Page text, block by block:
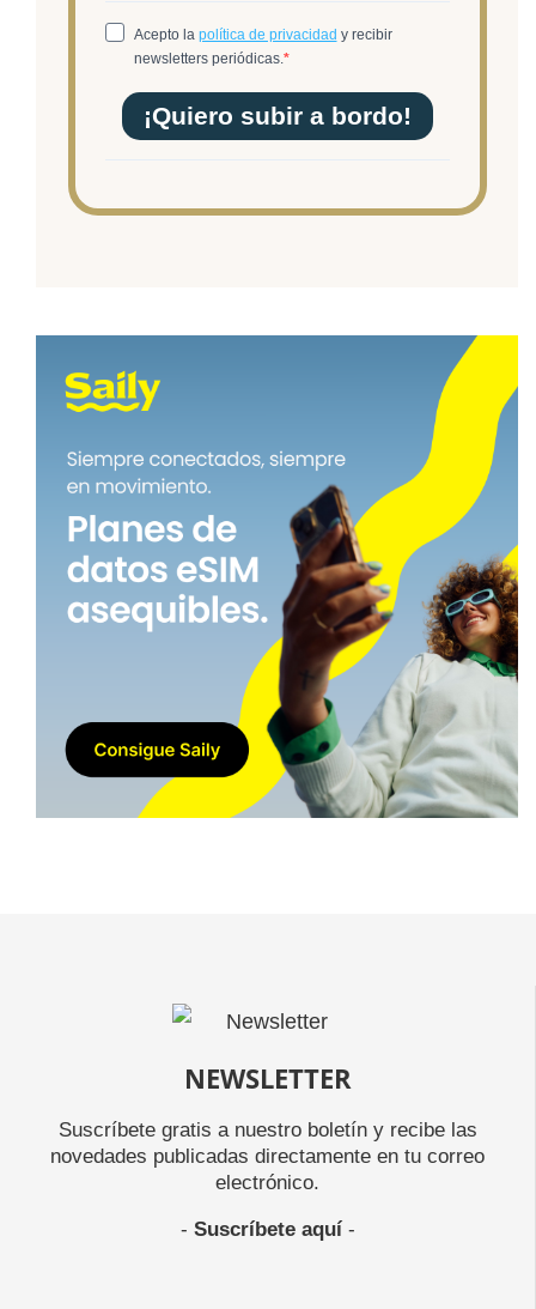
NEWSLETTER
Suscríbete gratis a nuestro boletín y recibe las
novedades publicadas directamente en tu correo
electrónico.
- Suscríbete aquí-